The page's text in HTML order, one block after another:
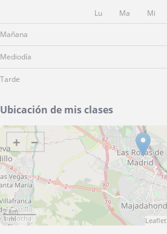
Lu Ma Mi
Mañana
Mediodía
Tarde
Ubicación de mis clases
+ −
2 km
1 mi
Leaflet